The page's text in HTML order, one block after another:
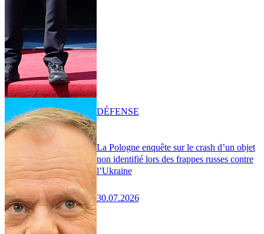
La Pologne enquête sur le crash d’un objet
non identifié lors des frappes russes contre
l’Ukraine
30.07.2026
DÉFENSE